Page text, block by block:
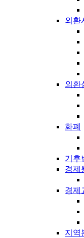
외환
외환
화폐
기후
경제
경제
지역